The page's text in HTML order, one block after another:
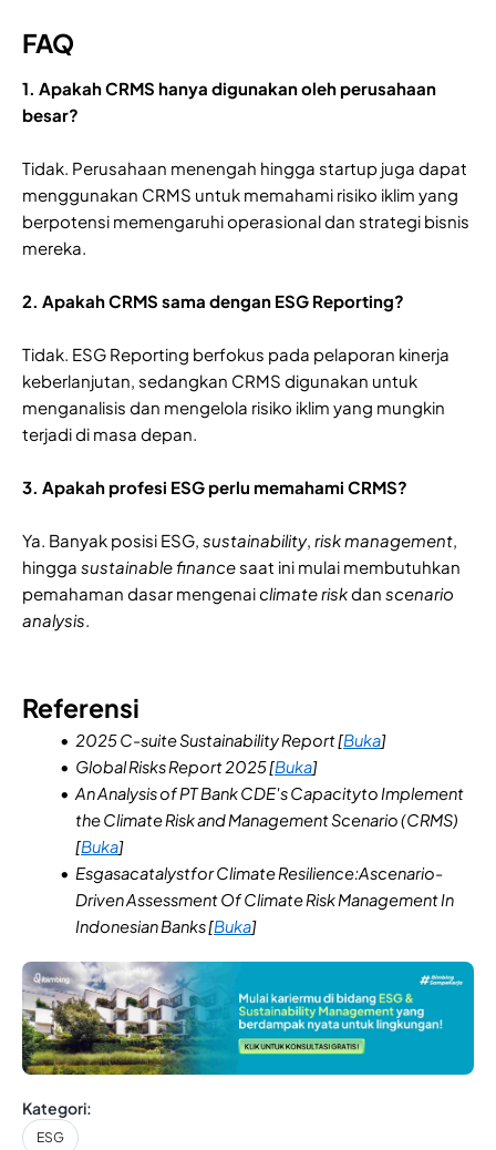
FAQ
1. Apakah CRMS hanya digunakan oleh perusahaan
besar?
Tidak. Perusahaan menengah hingga startup juga dapat
menggunakan CRMS untuk memahami risiko iklim yang
berpotensi memengaruhi operasional dan strategi bisnis
mereka.
2. Apakah CRMS sama dengan ESG Reporting?
Tidak. ESG Reporting berfokus pada pelaporan kinerja
keberlanjutan, sedangkan CRMS digunakan untuk
menganalisis dan mengelola risiko iklim yang mungkin
terjadi di masa depan.
3. Apakah profesi ESG perlu memahami CRMS?
Ya. Banyak posisi ESG, sustainability, risk management,
hingga sustainablefinancesaat ini mulai membutuhkan
pemahaman dasar mengenaiclimateriskdan scenario
analysis.
Referensi
2025 C-suite Sustainability Report [Buka]
Global Risks Report 2025 [Buka]
An Analysis of PT Bank CDE's Capacityto Implement
the Climate Risk and Management Scenario (CRMS)
[Buka]
Esgasacatalystfor Climate Resilience:Ascenario-
Driven Assessment Of Climate Risk Management In
Indonesian Banks [Buka]
Kategori:
ESG